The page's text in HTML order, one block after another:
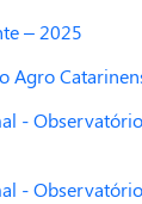
– 2025
Agro
-
-